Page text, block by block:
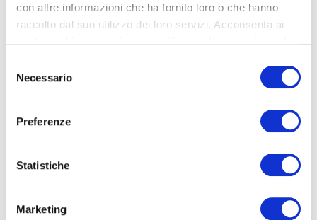
con altre informazioni che ha fornito loro o che hanno
raccolto dal suo utilizzo dei loro servizi. Acconsenta ai
delNecessario
Preferenze
Statistiche
Marketing